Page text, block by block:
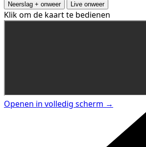
Neerslag + onweer Live onweer
Klik om de kaart te bedienen
Openen in volledig scherm →